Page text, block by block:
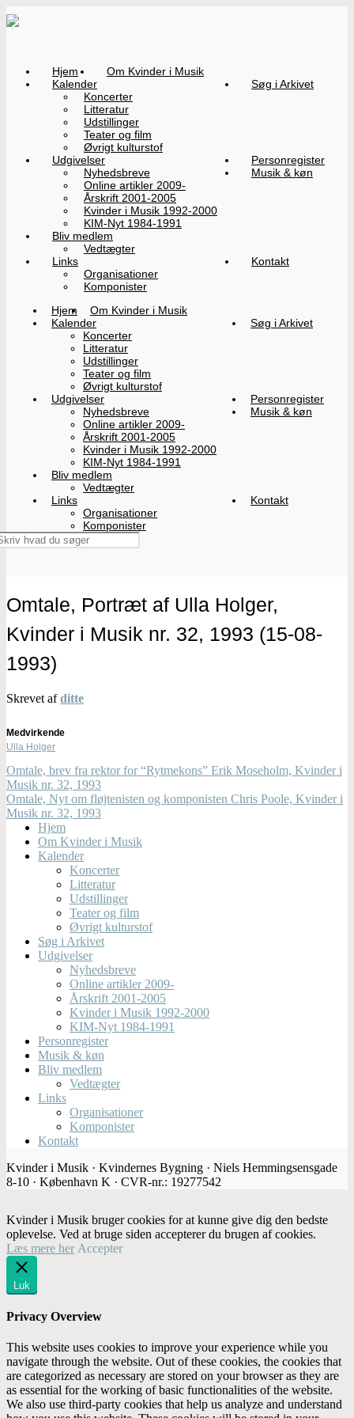
Hjem
Om Kvinder i Musik
Kalender
Koncerter
Litteratur
Udstillinger
Teater og film
Øvrigt kulturstof
Søg i Arkivet
Udgivelser
Nyhedsbreve
Online artikler 2009-
Årskrift 2001-2005
Kvinder i Musik 1992-2000
KIM-Nyt 1984-1991
Personregister
Musik & køn
Bliv medlem
Vedtægter
Links
Organisationer
Komponister
Kontakt
Hjem
Om Kvinder i Musik
Kalender
Koncerter
Litteratur
Udstillinger
Teater og film
Øvrigt kulturstof
Søg i Arkivet
Udgivelser
Nyhedsbreve
Online artikler 2009-
Årskrift 2001-2005
Kvinder i Musik 1992-2000
KIM-Nyt 1984-1991
Personregister
Musik & køn
Bliv medlem
Vedtægter
Links
Organisationer
Komponister
Kontakt
Omtale, Portræt af Ulla Holger,
Kvinder i Musik nr. 32, 1993 (15-08-
1993)
Skrevet afditte
Medvirkende
Ulla Holger
Omtale, brev fra rektor for “Rytmekons” Erik Moseholm, Kvinder i
Musik nr. 32, 1993
Omtale, Nyt om fløjtenisten og komponisten Chris Poole, Kvinder i
Musik nr. 32, 1993
Hjem
Om Kvinder i Musik
Kalender
Koncerter
Litteratur
Udstillinger
Teater og film
Øvrigt kulturstof
Søg i Arkivet
Udgivelser
Nyhedsbreve
Online artikler 2009-
Årskrift 2001-2005
Kvinder i Musik 1992-2000
KIM-Nyt 1984-1991
Personregister
Musik & køn
Bliv medlem
Vedtægter
Links
Organisationer
Komponister
Kontakt
Kvinder i Musik · Kvindernes Bygning · Niels Hemmingsensgade
8-10 · København K · CVR-nr.: 19277542
Kvinder i Musik bruger cookies for at kunne give dig den bedste
oplevelse. Ved at bruge siden accepterer du brugen af cookies.
Læs mere her Accepter
Luk
Privacy Overview
This website uses cookies to improve your experience while you
navigate through the website. Out of these cookies, the cookies that
are categorized as necessary are stored on your browser as they are
as essential for the working of basic functionalities of the website.
We also use third-party cookies that help us analyze and understand